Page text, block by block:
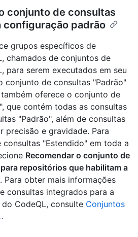
conjunto de consultas
configuração padrão
grupos específicos de
chamados de conjuntos de
para serem executados em seu
conjunto de consultas "Padrão"
oferece o conjunto de
que contém todas as consultas
"Padrão", além de consultas
precisão e gravidade. Para
"Estendido" em toda a
Recomendar o conjunto de
repositórios que habilitam a
. Para obter mais informações
consultas integrados para a
CodeQL, consulte Conjuntos
.